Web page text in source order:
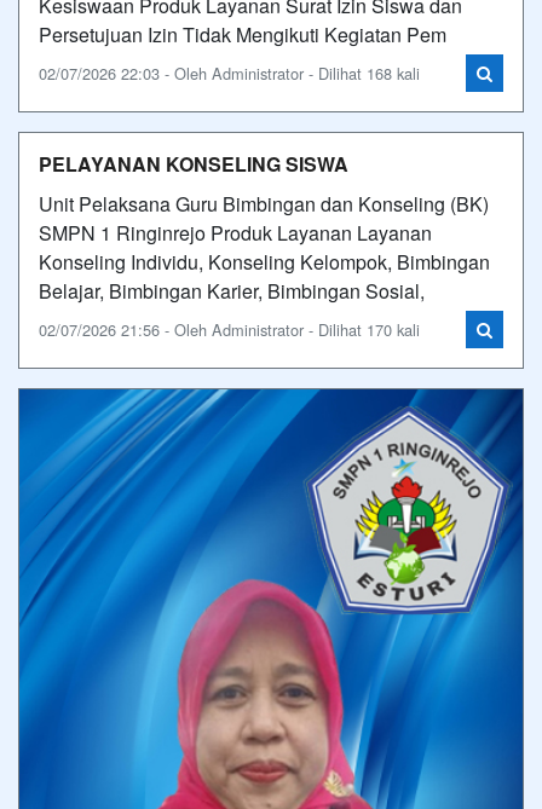
Persetujuan Izin Tidak Mengikuti Kegiatan Pem
02/07/2026 22:03 - Oleh Administrator - Dilihat 168 kali
PELAYANAN KONSELING SISWA
Unit Pelaksana Guru Bimbingan dan Konseling (BK)
SMPN 1 Ringinrejo Produk Layanan Layanan
Konseling Individu, Konseling Kelompok, Bimbingan
Belajar, Bimbingan Karier, Bimbingan Sosial,
02/07/2026 21:56 - Oleh Administrator - Dilihat 170 kali